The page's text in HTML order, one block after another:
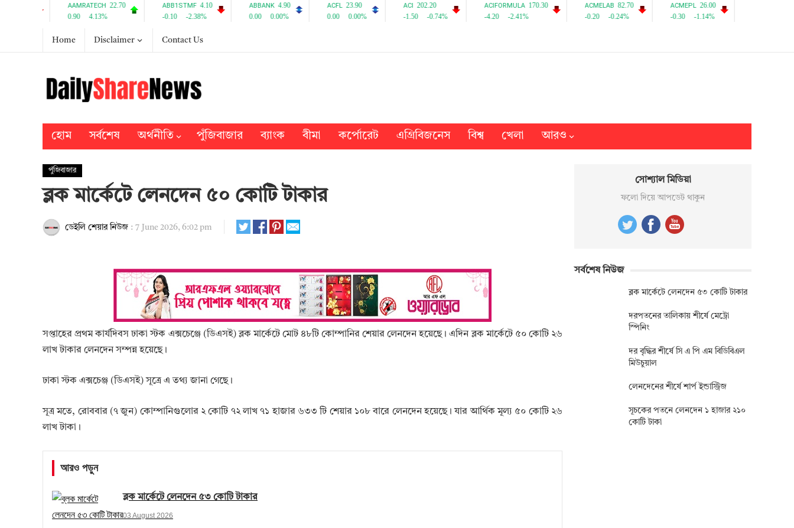
Home Disclaimer Contact Us
হোম সর্বশেষ অর্থনীতি পুঁজিবাজার ব্যাংক বীমা কর্পোরেট এগ্রিবিজনেস বিশ্ব খেলা আরও
পুঁজিবাজার
ব্লক মার্কেটে লেনদেন ৫০ কোটি টাকার
ডেইলি শেয়ার নিউজ : 7 June 2026, 6:02 pm
সপ্তাহের প্রথম কার্যদিবস ঢাকা স্টক এক্সচেঞ্জে (ডিএসই) ব্লক মার্কেটে মোট ৪৮টি কোম্পানির শেয়ার লেনদেন হয়েছে। এদিন ব্লক মার্কেটে ৫০ কোটি ২৬
লাখ টাকার লেনদেন সম্পন্ন হয়েছে।
ঢাকা স্টক এক্সচেঞ্জ (ডিএসই) সূত্রে এ তথ্য জানা গেছে।
সূত্র মতে, রোববার (৭ জুন) কোম্পানিগুলোর ২ কোটি ৭২ লাখ ৭১ হাজার ৬৩৩ টি শেয়ার ১০৮ বারে লেনদেন হয়েছে। যার আর্থিক মূল্য ৫০ কোটি ২৬
লাখ টাকা।
আরও পড়ুন
ব্লক মার্কেটে লেনদেন ৫৩ কোটি টাকার
03 August 2026
সোশ্যাল মিডিয়া
ফলো দিয়ে আপডেট থাকুন
সর্বশেষ নিউজ
ব্লক মার্কেটে লেনদেন ৫৩ কোটি টাকার
দরপতনের তালিকায় শীর্ষে মেট্রো
স্পিনিং
দর বৃদ্ধির শীর্ষে সি এ পি এম বিডিবিএল
মিউচুয়াল
লেনদেনের শীর্ষে শার্প ইন্ডাস্ট্রিজ
সূচকের পতনে লেনদেন ১ হাজার ২১০
কোটি টাকা